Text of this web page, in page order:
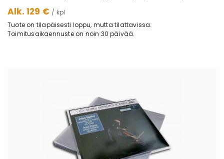
Alk. 129 € / kpl
Tuote on tilapäisesti loppu, mutta tilattavissa.
Toimitusaikaennuste on noin 30 päivää.